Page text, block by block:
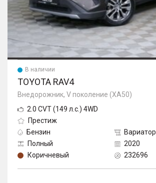
В наличии
TOYOTA RAV4
Внедорожник, V поколение (XA50)
2.0 CVT (149 л.с.) 4WD
Престиж
Бензин
Вариатор
Полный
2020
Коричневый
232696